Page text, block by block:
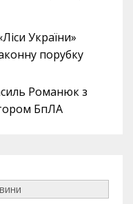
України»
порубку
Романюк з
БпЛА